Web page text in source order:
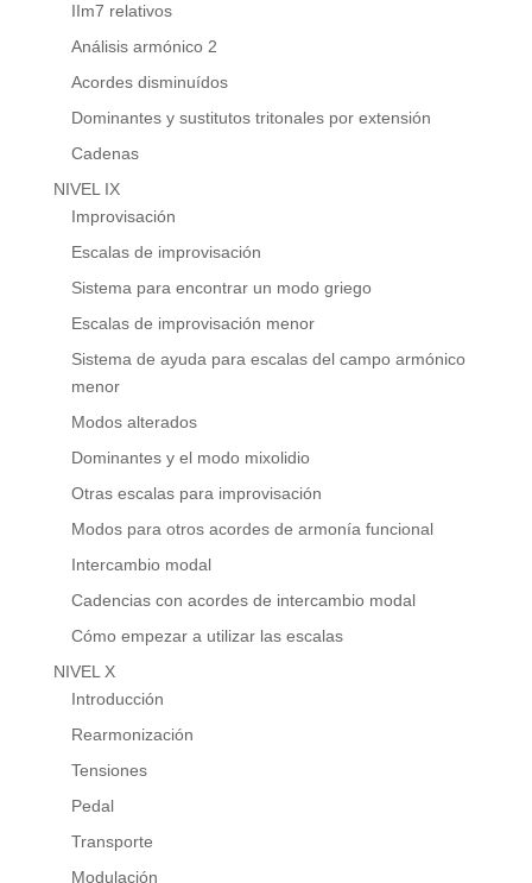
IIm7 relativos
Análisis armónico 2
Acordes disminuídos
Dominantes y sustitutos tritonales por extensión
Cadenas
NIVEL IX
Improvisación
Escalas de improvisación
Sistema para encontrar un modo griego
Escalas de improvisación menor
Sistema de ayuda para escalas del campo armónico
menor
Modos alterados
Dominantes y el modo mixolidio
Otras escalas para improvisación
Modos para otros acordes de armonía funcional
Intercambio modal
Cadencias con acordes de intercambio modal
Cómo empezar a utilizar las escalas
NIVEL X
Introducción
Rearmonización
Tensiones
Pedal
Transporte
Modulación